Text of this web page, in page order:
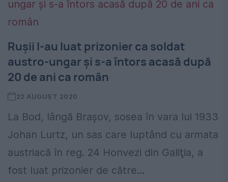
Rușii l-au luat prizonier ca soldat
austro-ungar și s-a întors acasă după
20 de ani ca român
22 AUGUST 2020
La Bod, lângă Brașov, sosea în vara lui 1933
Johan Lurtz, un sas care luptând cu armata
austriacă în reg. 24 Honvezi din Galiţia, a
fost luat prizonier de către...